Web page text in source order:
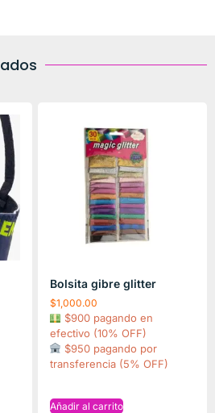
Bolsita gibre glitter
$1,000.00
$900 pagando en
efectivo (10% OFF)
$950 pagando por
transferencia (5% OFF)
Añadir al carrito